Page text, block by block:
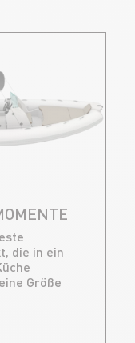
die in ein
Größe